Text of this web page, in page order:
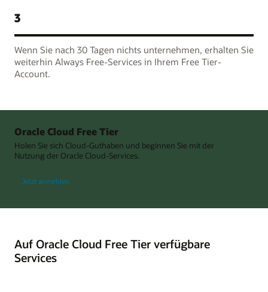
3
Wenn Sie nach 30 Tagen nichts unternehmen, erhalten Sie
weiterhin Always Free-Services in Ihrem Free Tier-
Account.
Oracle Cloud Free Tier
Holen Sie sich Cloud-Guthaben und beginnen Sie mit der
Nutzung der Oracle Cloud-Services.
Jetzt anmelden
Auf Oracle Cloud Free Tier verfügbare
Services